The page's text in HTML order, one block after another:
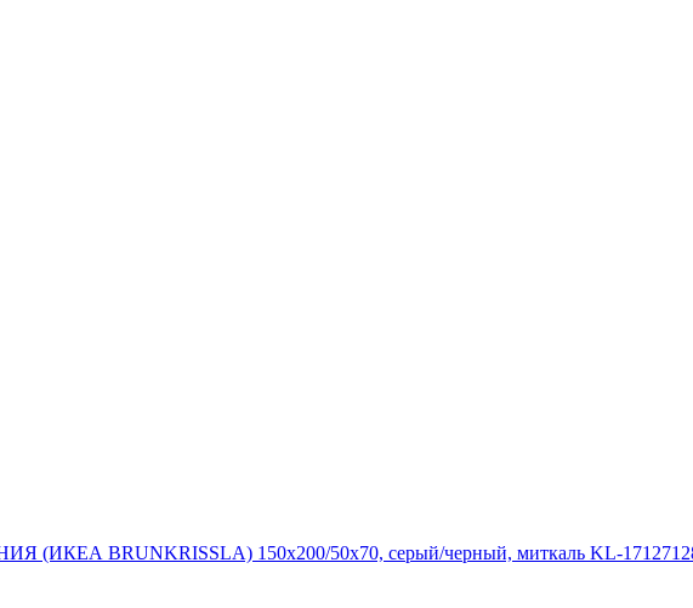
(ИКЕА BRUNKRISSLA) 150x200/50x70, серый/черный, миткаль KL-